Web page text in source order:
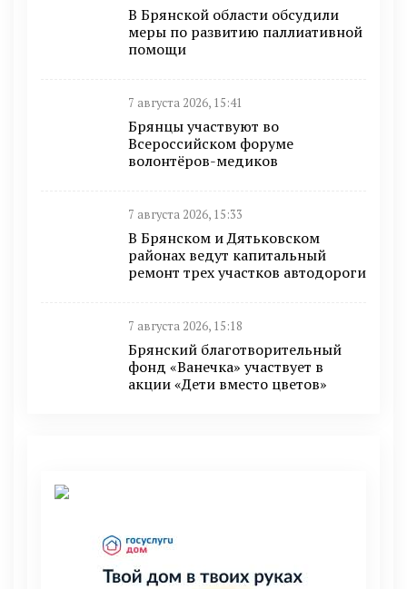
В Брянской области обсудили
меры по развитию паллиативной
помощи
7 августа 2026, 15:41
Брянцы участвуют во
Всероссийском форуме
волонтёров-медиков
7 августа 2026, 15:33
В Брянском и Дятьковском
районах ведут капитальный
ремонт трех участков автодороги
7 августа 2026, 15:18
Брянский благотворительный
фонд «Ванечка» участвует в
акции «Дети вместо цветов»